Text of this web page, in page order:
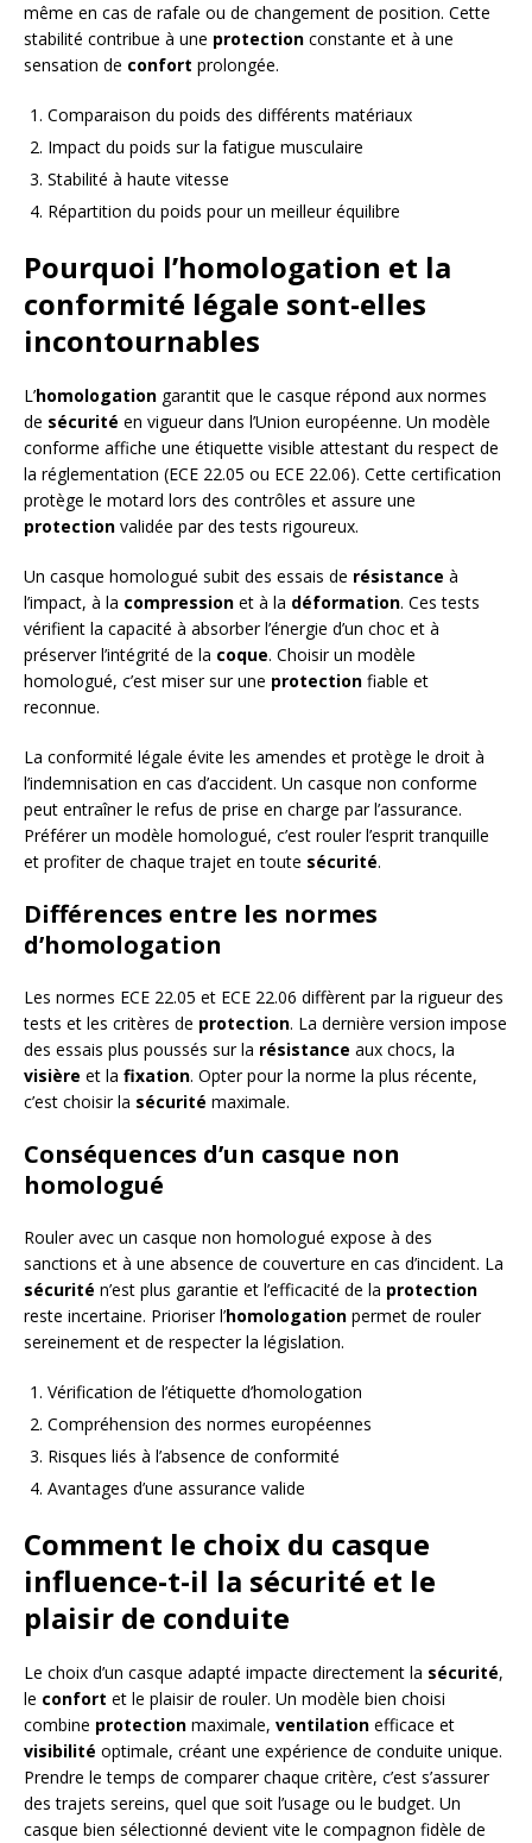
même en cas de rafale ou de changement de position. Cette
stabilité contribue à une protection constante et à une
sensation de confort prolongée.
Comparaison du poids des différents matériaux
Impact du poids sur la fatigue musculaire
Stabilité à haute vitesse
Répartition du poids pour un meilleur équilibre
Pourquoi l’homologation et la
conformité légale sont-elles
incontournables
L’homologation garantit que le casque répond aux normes
de sécurité en vigueur dans l’Union européenne. Un modèle
conforme affiche une étiquette visible attestant du respect de
la réglementation (ECE 22.05 ou ECE 22.06). Cette certification
protège le motard lors des contrôles et assure une
protection validée par des tests rigoureux.
Un casque homologué subit des essais de résistance à
l’impact, à la compression et à la déformation. Ces tests
vérifient la capacité à absorber l’énergie d’un choc et à
préserver l’intégrité de la coque. Choisir un modèle
homologué, c’est miser sur une protection fiable et
reconnue.
La conformité légale évite les amendes et protège le droit à
l’indemnisation en cas d’accident. Un casque non conforme
peut entraîner le refus de prise en charge par l’assurance.
Préférer un modèle homologué, c’est rouler l’esprit tranquille
et profiter de chaque trajet en toute sécurité.
Différences entre les normes
d’homologation
Les normes ECE 22.05 et ECE 22.06 diffèrent par la rigueur des
tests et les critères de protection. La dernière version impose
des essais plus poussés sur la résistance aux chocs, la
visière et la fixation. Opter pour la norme la plus récente,
c’est choisir la sécurité maximale.
Conséquences d’un casque non
homologué
Rouler avec un casque non homologué expose à des
sanctions et à une absence de couverture en cas d’incident. La
sécurité n’est plus garantie et l’efficacité de la protection
reste incertaine. Prioriser l’homologation permet de rouler
sereinement et de respecter la législation.
Vérification de l’étiquette d’homologation
Compréhension des normes européennes
Risques liés à l’absence de conformité
Avantages d’une assurance valide
Comment le choix du casque
influence-t-il la sécurité et le
plaisir de conduite
Le choix d’un casque adapté impacte directement la sécurité,
le confort et le plaisir de rouler. Un modèle bien choisi
combine protection maximale, ventilation efficace et
visibilité optimale, créant une expérience de conduite unique.
Prendre le temps de comparer chaque critère, c’est s’assurer
des trajets sereins, quel que soit l’usage ou le budget. Un
casque bien sélectionné devient vite le compagnon fidèle de